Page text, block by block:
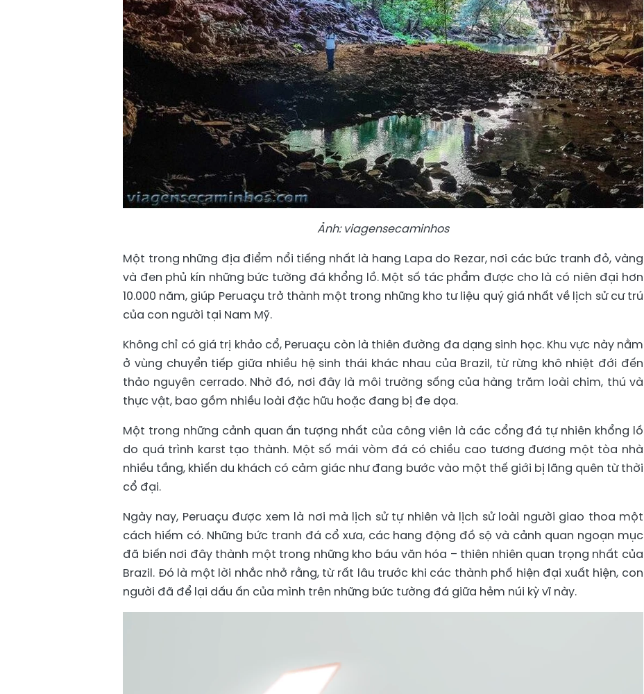
Ảnh: viagensecaminhos
Một trong những địa điểm nổi tiếng nhất là hang Lapa do Rezar, nơi các bức tranh đỏ, vàng
và đen phủ kín những bức tường đá khổng lồ. Một số tác phẩm được cho là có niên đại hơn
10.000 năm, giúp Peruaçu trở thành một trong những kho tư liệu quý giá nhất về lịch sử cư trú
của con người tại Nam Mỹ.
Không chỉ có giá trị khảo cổ, Peruaçu còn là thiên đường đa dạng sinh học. Khu vực này nằm
ở vùng chuyển tiếp giữa nhiều hệ sinh thái khác nhau của Brazil, từ rừng khô nhiệt đới đến
thảo nguyên cerrado. Nhờ đó, nơi đây là môi trường sống của hàng trăm loài chim, thú và
thực vật, bao gồm nhiều loài đặc hữu hoặc đang bị đe dọa.
Một trong những cảnh quan ấn tượng nhất của công viên là các cổng đá tự nhiên khổng lồ
do quá trình karst tạo thành. Một số mái vòm đá có chiều cao tương đương một tòa nhà
nhiều tầng, khiến du khách có cảm giác như đang bước vào một thế giới bị lãng quên từ thời
cổ đại.
Ngày nay, Peruaçu được xem là nơi mà lịch sử tự nhiên và lịch sử loài người giao thoa một
cách hiếm có. Những bức tranh đá cổ xưa, các hang động đồ sộ và cảnh quan ngoạn mục
đã biến nơi đây thành một trong những kho báu văn hóa – thiên nhiên quan trọng nhất của
Brazil. Đó là một lời nhắc nhở rằng, từ rất lâu trước khi các thành phố hiện đại xuất hiện, con
người đã để lại dấu ấn của mình trên những bức tường đá giữa hẻm núi kỳ vĩ này.